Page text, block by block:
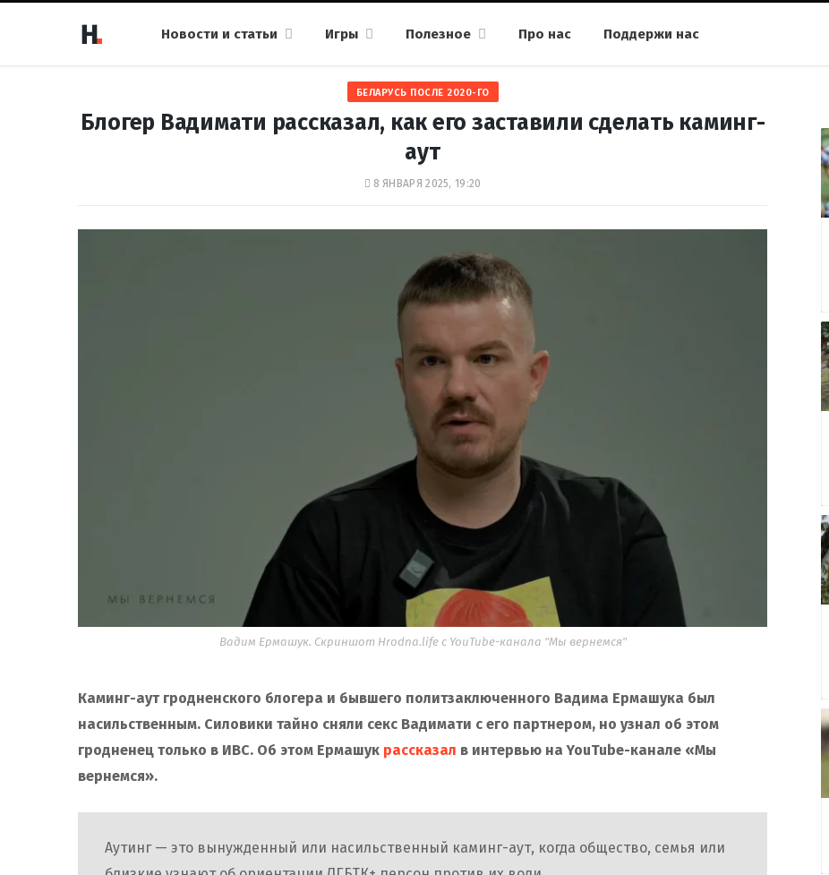
Новости и статьи Игры Полезное Про нас Поддержи нас
БЕЛАРУСЬ ПОСЛЕ 2020-ГО
Блогер Вадимати рассказал, как его заставили сделать каминг-
аут
8 ЯНВАРЯ 2025, 19:20
Вадим Ермашук. Скриншот Hrodna.life с YouTube-канала "Мы вернемся"
Каминг-аут гродненского блогера и бывшего политзаключенного Вадима Ермашука был
насильственным. Силовики тайно сняли секс Вадимати с его партнером, но узнал об этом
гродненец только в ИВС. Об этом Ермашук рассказал в интервью на YouTube-канале «Мы
вернемся».
Аутинг — это вынужденный или насильственный каминг-аут, когда общество, семья или